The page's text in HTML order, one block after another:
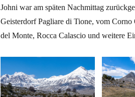
Johni war am späten Nachmittag
Geisterdorf Pagliare di Tione, vom Corno
del Monte, Rocca Calascio und weitere